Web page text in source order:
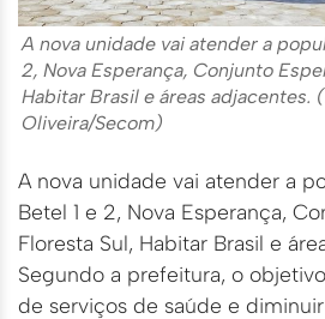
A nova unidade vai atender a
2, Nova Esperança, Conjunto
Habitar Brasil e áreas adjacentes.
Oliveira/Secom)
A nova unidade vai atender a
Betel 1 e 2, Nova Esperança,
Floresta Sul, Habitar Brasil e
Segundo a prefeitura, o
de serviços de saúde e